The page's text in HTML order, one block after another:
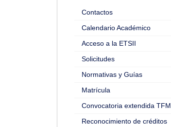
Contactos
Calendario Académico
Acceso a la ETSII
Solicitudes
Normativas y Guías
Matrícula
Convocatoria extendida TFM
Reconocimiento de créditos